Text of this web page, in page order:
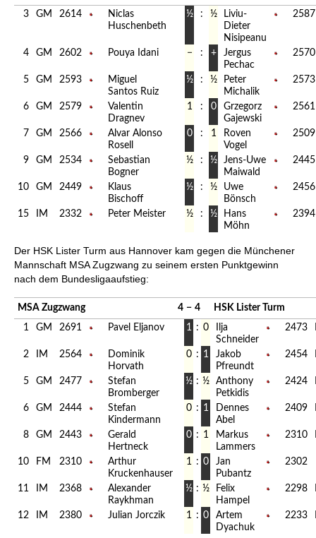
3 GM 2614
Niclas
Huschenbeth
½ : ½
Liviu-
Dieter
Nisipeanu
2587
4 GM 2602 Pouya Idani − : +
Jergus
Pechac
2570
5 GM 2593
Miguel
Santos Ruiz
½ : ½
Peter
Michalik
2573
6 GM 2579
Valentin
Dragnev
1 : 0
Grzegorz
Gajewski
2561
7 GM 2566
Alvar Alonso
Rosell
0 : 1
Roven
Vogel
2509
9 GM 2534
Sebastian
Bogner
½ : ½
Jens-Uwe
Maiwald
2445
10 GM 2449
Klaus
Bischoff
½ : ½
Uwe
Bönsch
2456
15 IM 2332 Peter Meister ½ : ½
Hans
Möhn
2394
Der HSK Lister Turm aus Hannover kam gegen die Münchener
Mannschaft MSA Zugzwang zu seinem ersten Punktgewinn
nach dem Bundesligaaufstieg:
MSA Zugzwang 4 − 4
HSK Lister Turm
1
GM 2691 Pavel Eljanov 1 : 0
Ilja
Schneider
2473
2 IM 2564
Dominik
Horvath
0 : 1
Jakob
Pfreundt
2454
5 GM 2477
Stefan
Bromberger
½ : ½
Anthony
Petkidis
2424
6 GM 2444
Stefan
Kindermann
0 : 1
Dennes
Abel
2409
8 GM 2443
Gerald
Hertneck
0 : 1
Markus
Lammers
2310
10 FM 2310
Arthur
Kruckenhauser
1 : 0
Jan
Pubantz
2302
11 IM 2368
Alexander
Raykhman
½ : ½
Felix
Hampel
2298
12 IM 2380 Julian Jorczik 1 : 0
Artem
Dyachuk
2233